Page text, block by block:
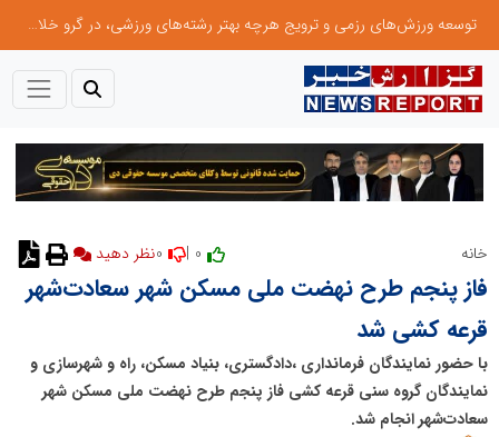
توسعه ورزش‌های رزمی و ترویج هرچه بهتر رشته‌های ورزشی، در گرو خلاقیت و نوآوری است
خانه نظر دهید
فاز پنجم طرح نهضت ملی مسکن شهر سعادت‌شهر
قرعه کشی شد
با حضور نمایندگان فرمانداری ،دادگستری، بنیاد مسکن، راه و شهرسازی و
نمایندگان گروه سنی قرعه کشی فاز پنجم طرح نهضت ملی مسکن شهر
سعادت‌شهر انجام شد.